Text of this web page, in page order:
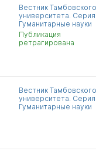
Вестник Тамбовского
университета.
Гуманитарные науки
Публикация
ретрагирована
Вестник Тамбовского
университета.
Гуманитарные науки